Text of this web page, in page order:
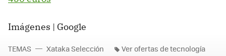
Imágenes | Google
TEMAS Xataka Selección Ver ofertas de tecnología